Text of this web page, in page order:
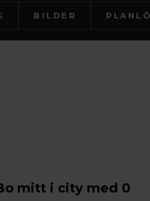
BILDER
Bo mitt i city med 0